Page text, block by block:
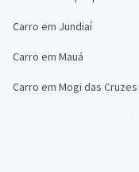
Carro em Jundiaí
Carro em Mauá
Carro em Mogi das Cruzes